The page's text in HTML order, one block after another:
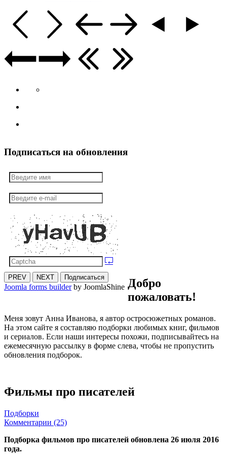
Подписаться на обновления
PREV NEXT Подписаться
Joomla forms builderby JoomlaShine Добро
пожаловать!
Меня зовут Анна Иванова, я автор остросюжетных романов.
На этом сайте я составляю подборки любимых книг, фильмов
и сериалов. Если наши интересы похожи, подписывайтесь на
ежемесячную рассылку в форме слева, чтобы не пропустить
обновления подборок.
Фильмы про писателей
Подборки
Комментарии (25)
Подборка фильмов про писателей обновлена 26 июля 2016
года.